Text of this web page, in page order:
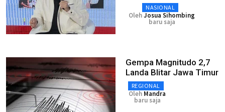
NASIONAL
OlehJosua Sihombing
baru saja
Gempa Magnitudo 2,7
Landa Blitar Jawa Timur
REGIONAL
Oleh Mandra
baru saja